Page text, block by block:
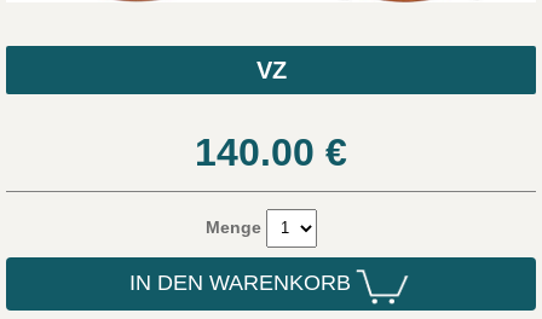
VZ
140.00 €
Menge
IN DEN WARENKORB